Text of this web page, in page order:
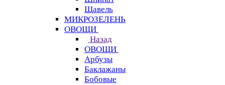
Щавель
МИКРОЗЕЛЕНЬ
ОВОЩИ
Назад
ОВОЩИ
Арбузы
Баклажаны
Бобовые